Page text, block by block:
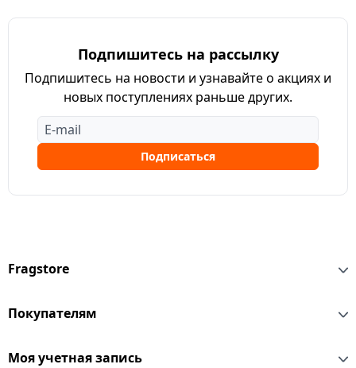
Подпишитесь на рассылку
Подпишитесь на новости и узнавайте о акциях и
новых поступлениях раньше других.
Подписаться
Fragstore
Покупателям
Моя учетная запись